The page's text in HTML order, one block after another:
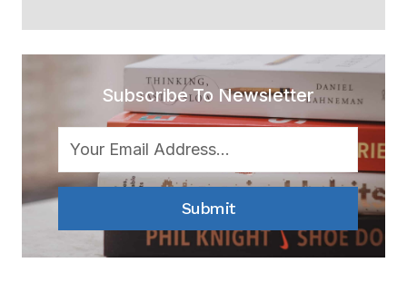
Subscribe To Newsletter
Submit